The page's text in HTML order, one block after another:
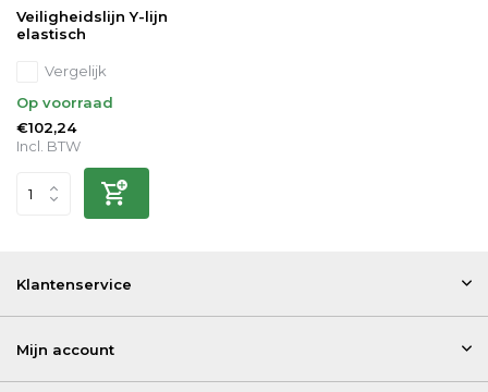
Veiligheidslijn Y-lijn
elastisch
Vergelijk
Op voorraad
€102,24
Incl. BTW
Klantenservice
Mijn account